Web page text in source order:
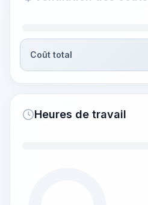
Coût total
Heures de travail